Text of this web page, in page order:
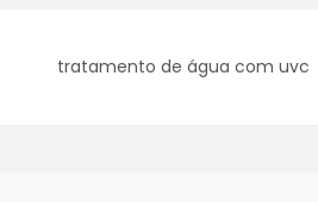
tratamento de água com uvc